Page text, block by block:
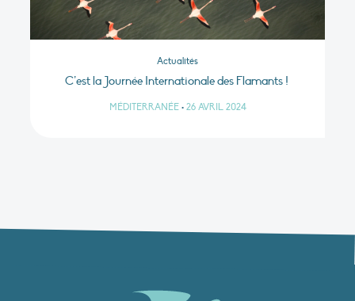
Actualités
C’est la Journée Internationale des Flamants !
MÉDITERRANÉE • 26 AVRIL 2024